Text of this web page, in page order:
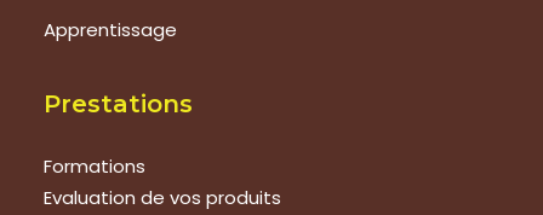
Apprentissage
Prestations
Formations
Evaluation de vos produits